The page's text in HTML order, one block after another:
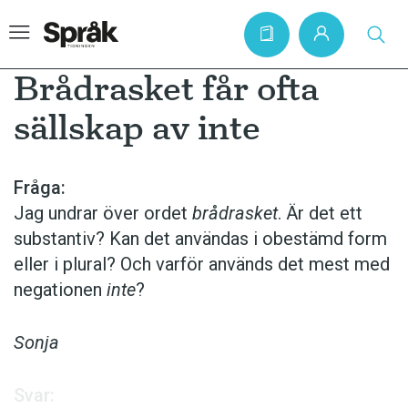
Artiklar
Krönikor
Språkfrågor
Skrivtips
Kviss
Brådrasket får ofta
sällskap av inte
Fråga:
Jag undrar över ordet brådrasket. Är det ett
substantiv? Kan det användas i obestämd form
eller i plural? Och varför används det mest med
negationen inte?
Sonja